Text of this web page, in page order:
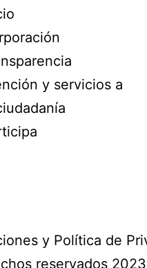
y servicios a
y Política de
reservados 2023